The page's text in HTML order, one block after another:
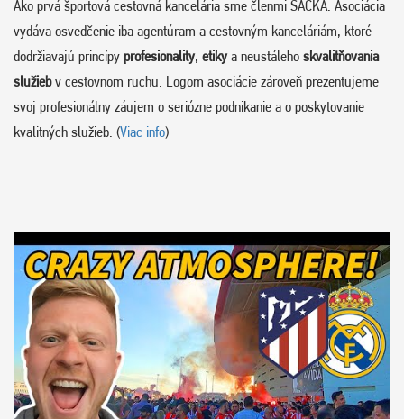
Ako prvá športová cestovná kancelária sme členmi SACKA. Asociácia
vydáva osvedčenie iba agentúram a cestovným kanceláriám, ktoré
dodržiavajú princípy profesionality, etikya neustáleho skvalitňovania
služiebv cestovnom ruchu. Logom asociácie zároveň prezentujeme
svoj profesionálny záujem o seriózne podnikanie a o poskytovanie
kvalitných služieb. (Viac info)